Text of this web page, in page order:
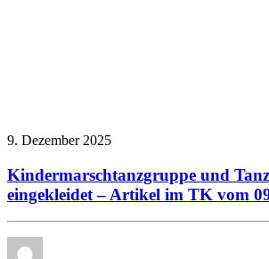
9. Dezember 2025
Kindermarschtanzgruppe und
eingekleidet – Artikel im TK vom